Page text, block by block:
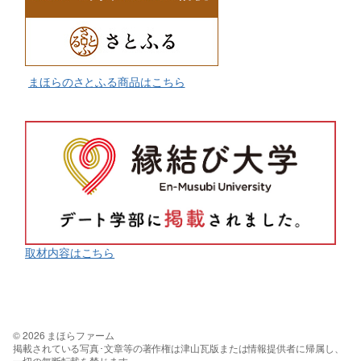
まほらのさとふる商品はこちら
取材内容はこちら
© 2026 まほらファーム
掲載されている写真･文章等の著作権は津山瓦版または情報提供者に帰属し、